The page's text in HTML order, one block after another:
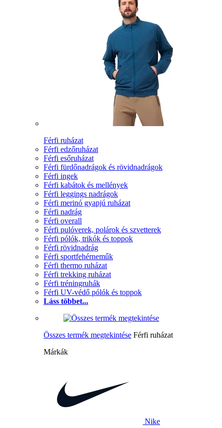
Férfi ruházat
Férfi edzőruházat
Férfi esőruházat
Férfi fürdőnadrágok és rövidnadrágok
Férfi ingek
Férfi kabátok és mellények
Férfi leggings nadrágok
Férfi merinó gyapjú ruházat
Férfi nadrág
Férfi overall
Férfi pulóverek, polárok és szvetterek
Férfi pólók, trikók és toppok
Férfi rövidnadrág
Férfi sportfehérneműk
Férfi thermo ruházat
Férfi trekking ruházat
Férfi tréningruhák
Férfi UV-védő pólók és toppok
Láss többet...
Összes termék megtekintése Férfi ruházat
Márkák
Nike